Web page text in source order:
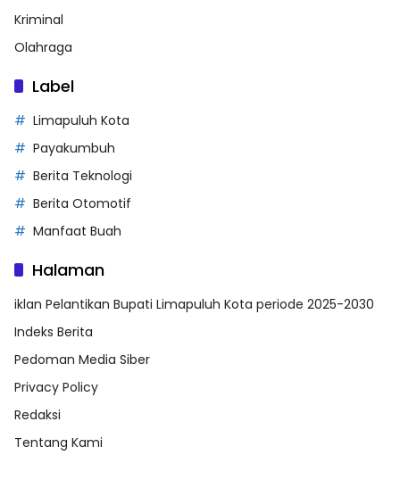
Kriminal
Olahraga
Label
Limapuluh Kota
Payakumbuh
Berita Teknologi
Berita Otomotif
Manfaat Buah
Halaman
iklan Pelantikan Bupati Limapuluh Kota periode 2025-2030
Indeks Berita
Pedoman Media Siber
Privacy Policy
Redaksi
Tentang Kami